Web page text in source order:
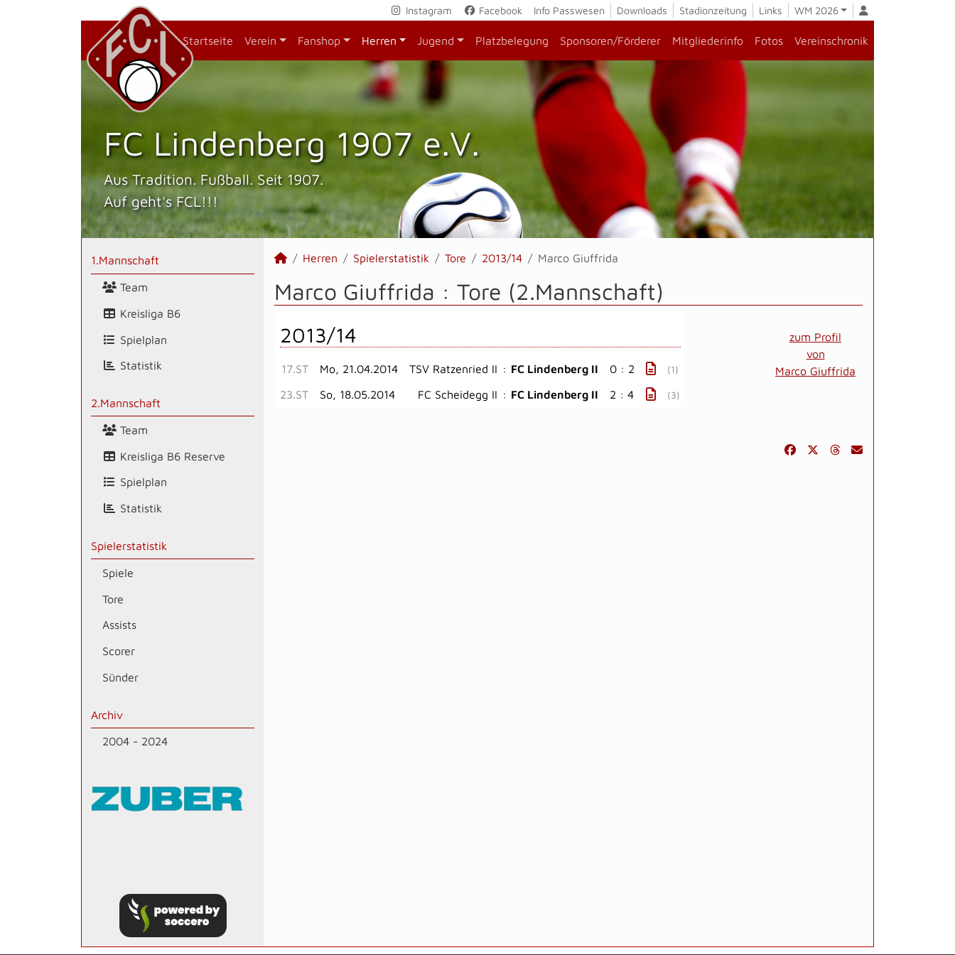
Instagram Facebook Info Passwesen Downloads Stadionzeitung Links WM 2026
Startseite Verein Fanshop Herren Jugend Platzbelegung Sponsoren/Förderer Mitgliederinfo Fotos Vereinschronik
FC Lindenberg 1907 e.V.
Aus Tradition. Fußball. Seit 1907.
Auf geht's FCL!!!
1.Mannschaft
Team
Kreisliga B6
Spielplan
Statistik
2.Mannschaft
Team
Kreisliga B6 Reserve
Spielplan
Statistik
Spielerstatistik
Spiele
Tore
Assists
Scorer
Sünder
Archiv
2004 - 2024
Herren Spielerstatistik Tore 2013/14 Marco Giuffrida
Marco Giuffrida : Tore (2.Mannschaft)
zum Profil
von
Marco Giuffrida
2013/14
17.ST Mo, 21.04.2014 TSV Ratzenried II : FC Lindenberg II 0 : 2 (1)
23.ST So, 18.05.2014 FC Scheidegg II : FC Lindenberg II 2 : 4 (3)